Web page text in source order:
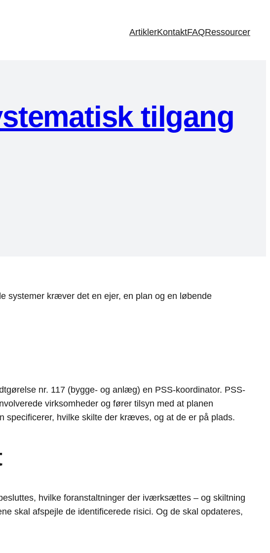
ArtiklerKontaktFAQRessourcer
tilgang
systemer kræver det en ejer, en plan og en løbende
nr. 117 (bygge- og anlæg) en PSS-koordinator. PSS-
virksomheder og fører tilsyn med at planen
specificerer, hvilke skilte der kræves, og at de er på plads.
hvilke foranstaltninger der iværksættes – og skiltning
skal afspejle de identificerede risici. Og de skal opdateres,